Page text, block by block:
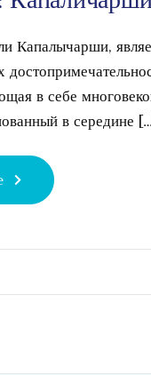
Капалычарши,
в себе
в середине